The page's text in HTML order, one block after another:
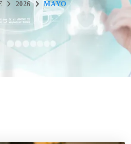
2026 MAYO